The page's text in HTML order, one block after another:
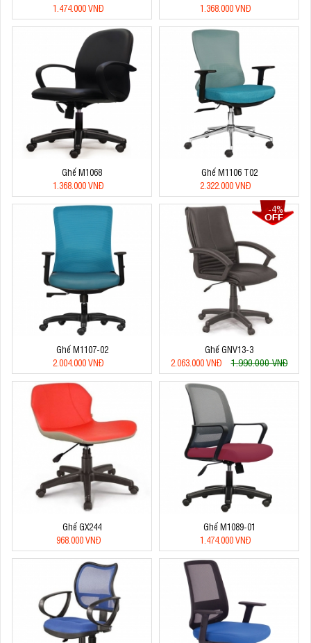
1.474.000 VNĐ
1.368.000 VNĐ
Ghế M1068
1.368.000 VNĐ
Ghế M1106 T02
2.322.000 VNĐ
Ghế M1107-02
2.004.000 VNĐ
-4%
Ghế GNV13-3
2.063.000 VNĐ
1.990.000 VNĐ
Ghế GX244
968.000 VNĐ
Ghế M1089-01
1.474.000 VNĐ